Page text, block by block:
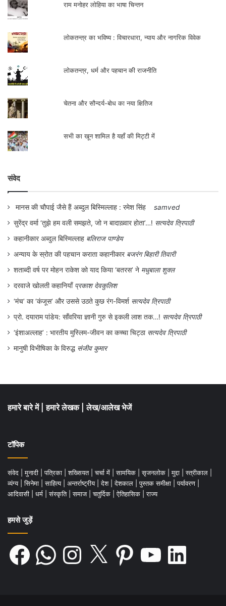
राम मनोहर लोहिया का भाषा चिन्तन
लोकतन्त्र का भविष्य : विचारधारा, न्याय और नागरिक विवेक
लोकतन्त्र, धर्म और पहचान की राजनीति
चेतना और सौन्दर्य-बोध का नया क्षितिज
सभी का खून शामिल है यहाँ की मिट्टी में
संवेद
मानस की चौपाई जैसे हैं अब्दुल बिस्मिल्लाह : रमेश सिंह
samved
सुरेंद्र वर्मा ‘तुझे हम वली समझते, जो न बादाख़्वार होता’…! सत्यदेव त्रिपाठी
कहानीकार अब्दुल बिस्मिल्लाह बलिराज पाण्डेय
अन्याय के स्रोत की पहचान कराता कहानीकार बजरंग बिहारी तिवारी
शताब्दी वर्ष पर मोहन राकेश को याद किया ‘बतरस’ ने मधुबाला शुक्ल
दरवाजे खोलती कहानियाँ प्रकाश देवकुलिश
‘मंच’ का ‘कंजूस’ और उससे उठते कुछ रंग-विमर्श सत्यदेव त्रिपाठी
प्रो. दयाराम पांडेय: साँवरिया ज्ञानी गुरु से इकली लाश तक…! सत्यदेव त्रिपाठी
‘इंशाअल्लाह’ : भारतीय मुस्लिम-जीवन का कच्चा चिट्ठा सत्यदेव त्रिपाठी
मानुषी विभीषिका के विरुद्ध संजीव कुमार
हमारे बारे में हमारे लेखक लेख/आलेख भेजें
टॉपिक
संवेद मुनादी पत्रिका शख्सियत चर्चा में सामयिक सृजनलोक मुद्दा स्त्रीकाल
व्यंग्य
सिनेमा साहित्य अन्तर्राष्ट्रीय देश देशकाल पुस्तक समीक्षा पर्यावरण
आदिवासी
धर्म संस्कृति समाज चतुर्दिक ऐतिहासिक राज्य
हमसे जुड़ें
Facebook WhatsAppInstagram Pinterest LinkedIn